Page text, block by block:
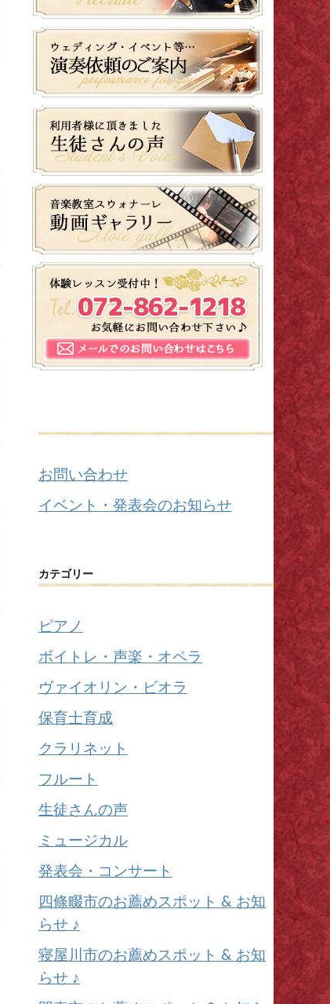
お問い合わせ
イベント・発表会のお知らせ
カテゴリー
ピアノ
ボイトレ・声楽・オペラ
ヴァイオリン・ビオラ
保育士育成
クラリネット
フルート
生徒さんの声
ミュージカル
発表会・コンサート
四條畷市のお薦めスポット & お知
らせ ♪
寝屋川市のお薦めスポット & お知
らせ ♪